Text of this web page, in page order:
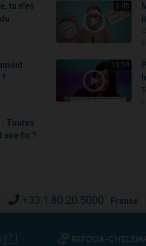
tu n'es
1:45
13:54
Toutes
une fin ?
+33.1.80.20.5000 France